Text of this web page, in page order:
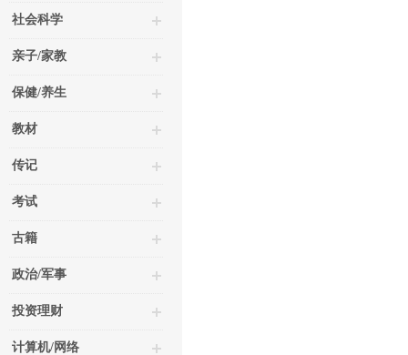
社会科学
亲子/家教
保健/养生
教材
传记
考试
古籍
政治/军事
投资理财
计算机/网络